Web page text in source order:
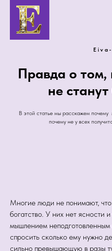
Правда о том,
не
В этой статье мы расскажем почему
почему не у всех
Многие люди не понимают, что
богатство. У них нет ясности
мышлением неподготовленным
спросить сколько ему нужно
сильно превышающую в разы